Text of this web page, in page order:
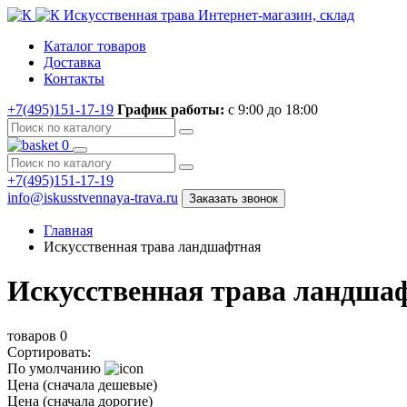
Искусственная трава Интернет-магазин, склад
Каталог товаров
Доставка
Контакты
+7(495)151-17-19 График работы: с 9:00 до 18:00
0
+7(495)151-17-19
info@iskusstvennaya-trava.ru
Заказать звонок
Главная
Искусственная трава ландшафтная
Искусственная трава
товаров 0
Сортировать:
По умолчанию
Цена (сначала дешевые)
Цена (сначала дорогие)